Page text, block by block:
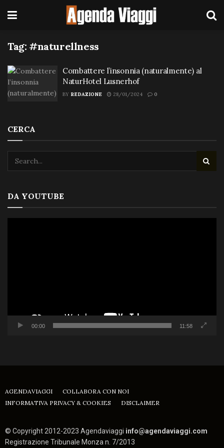
Tag: #naturellness
Combattere l’insonnia (naturalmente) al
NaturHotel Lusnerhof
BY REDAZIONE 28/01/2024 0
CERCA
DA YOUTUBE
00:00 11:58
AGENDAVIAGGI
COLLABORA CON NOI
INFORMATIVA PRIVACY & COOKIES
DISCLAIMER
© Copyright 2012-2023 Agendaviaggi info@agendaviaggi.com
Registrazione Tribunale Monza n. 7/2013